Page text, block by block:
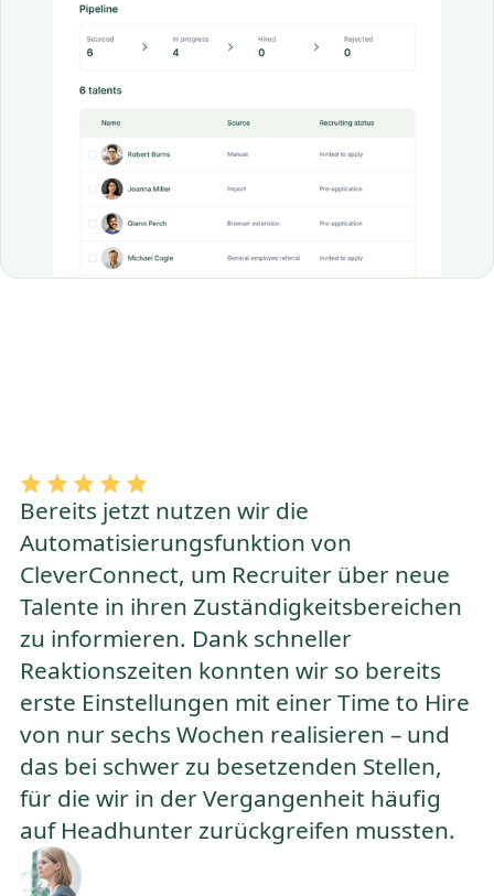
Bereits jetzt nutzen wir die
Automatisierungsfunktion von
CleverConnect, um Recruiter über neue
Talente in ihren Zuständigkeitsbereichen
zu informieren. Dank schneller
Reaktionszeiten konnten wir so bereits
erste Einstellungen mit einer Time to Hire
von nur sechs Wochen realisieren – und
das bei schwer zu besetzenden Stellen,
für die wir in der Vergangenheit häufig
auf Headhunter zurückgreifen mussten.